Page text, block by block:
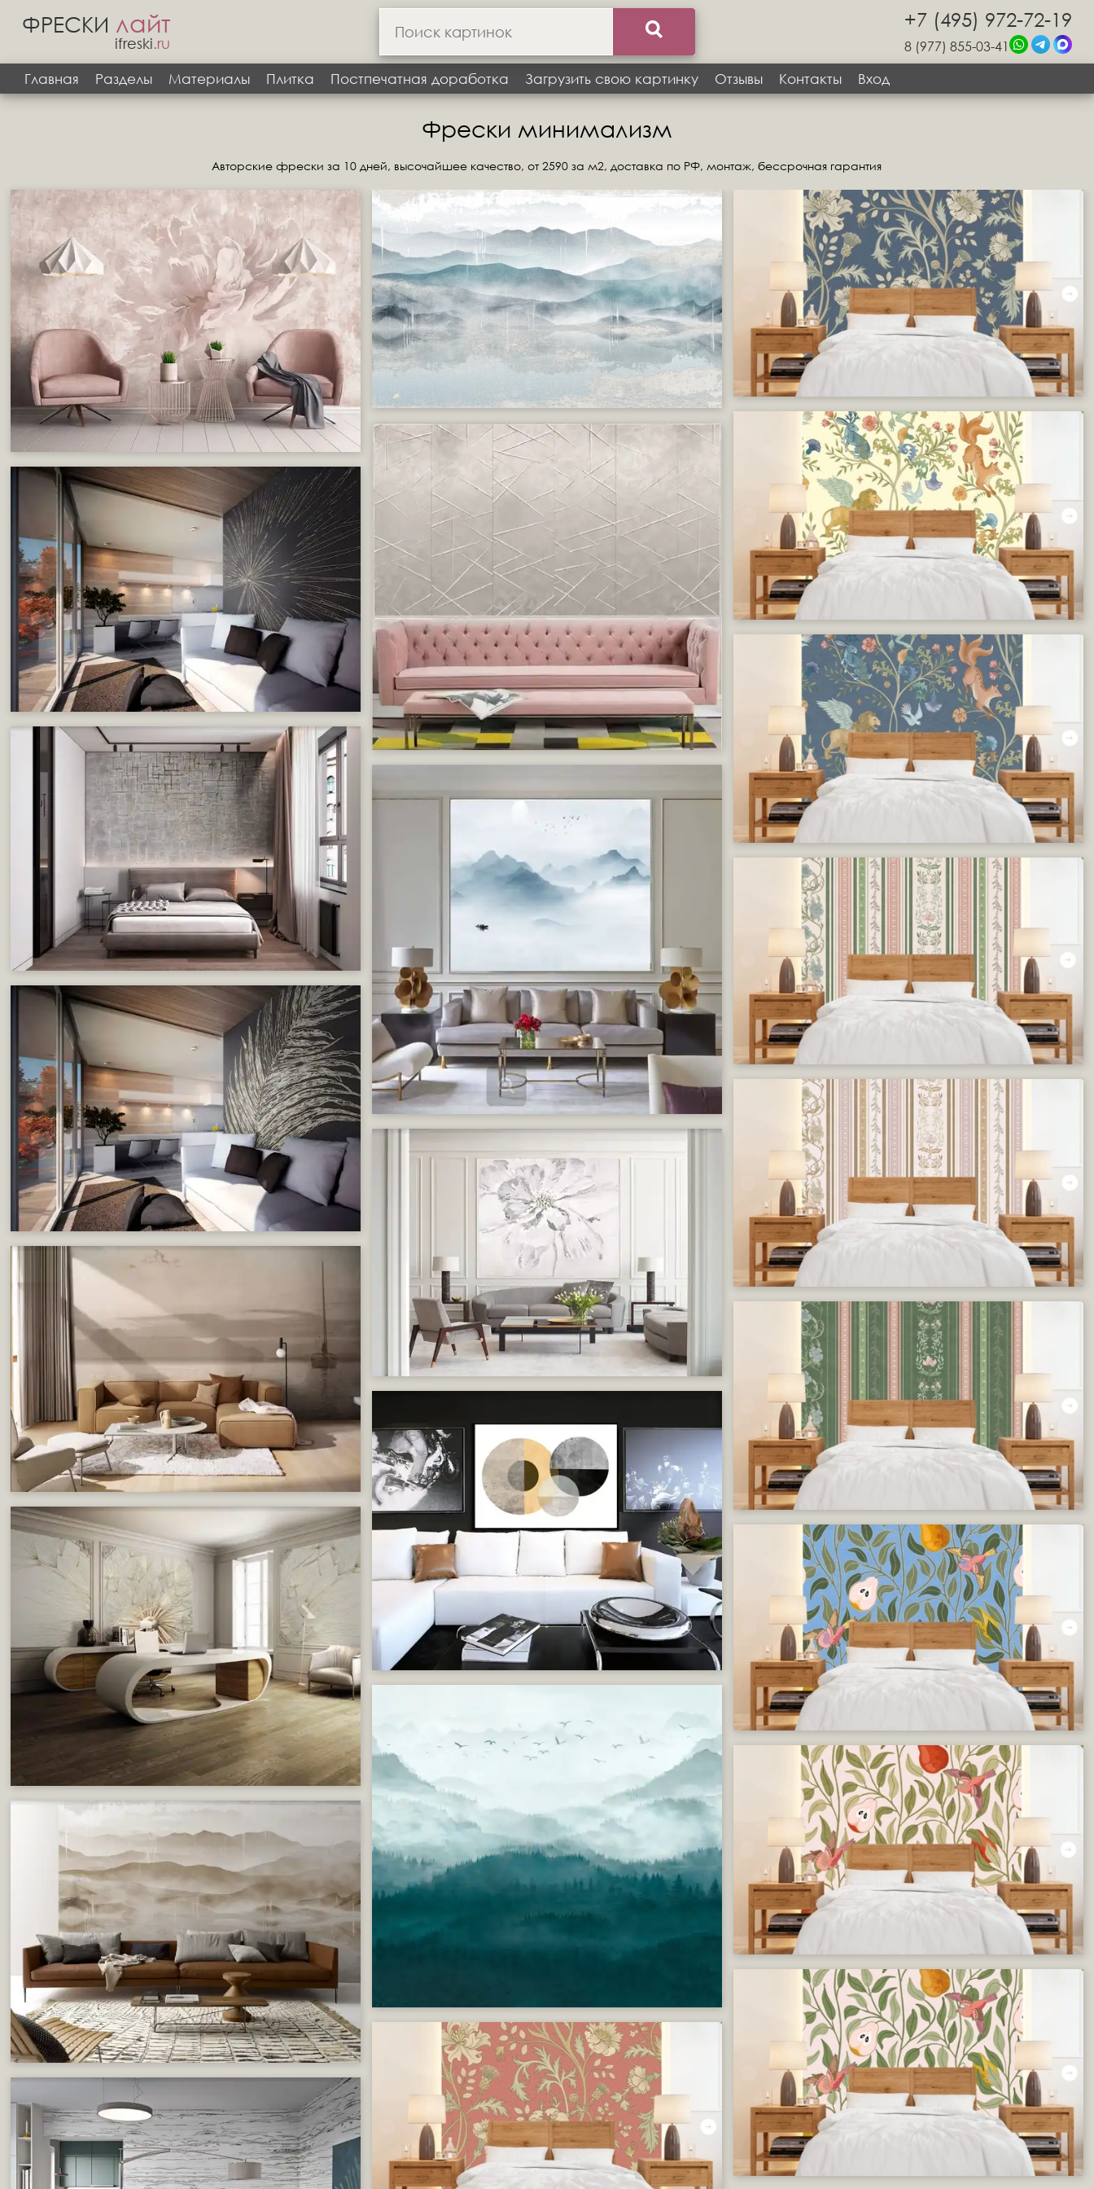
ФРЕСКИ лайт
ifreski.ru
+7 (495) 972-72-19
8 (977) 855-03-41
Главная
Разделы Материалы Плитка Постпечатная доработка Загрузить свою картинку Отзывы Контакты Вход
Фрески минимализм
Авторские фрески за 10 дней, высочайшее качество, от 2590 за м2, доставка по РФ, монтаж, бессрочная гарантия